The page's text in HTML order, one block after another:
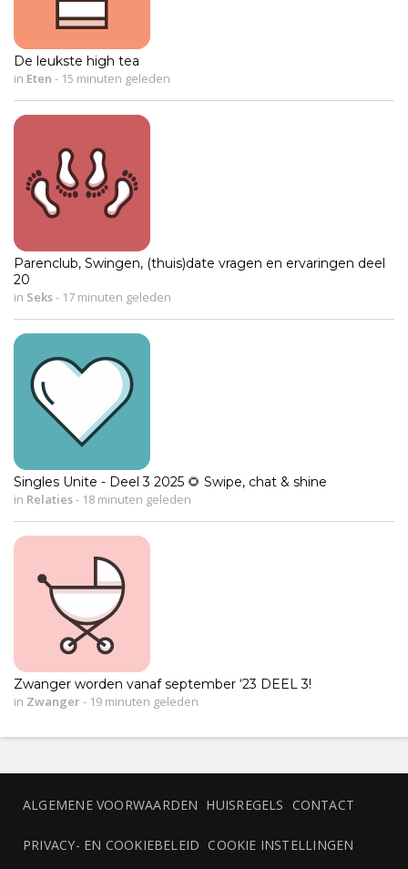
De leukste high tea
in Eten - 15 minuten geleden
Parenclub, Swingen, (thuis)date vragen en ervaringen deel
20
in Seks- 17 minuten geleden
Singles Unite - Deel 3 2025 🌻 Swipe, chat & shine
in Relaties- 18 minuten geleden
Zwanger worden vanaf september ‘23 DEEL 3!
in Zwanger- 19 minuten geleden
ALGEMENE VOORWAARDEN HUISREGELS CONTACT
PRIVACY- EN COOKIEBELEID COOKIE INSTELLINGEN